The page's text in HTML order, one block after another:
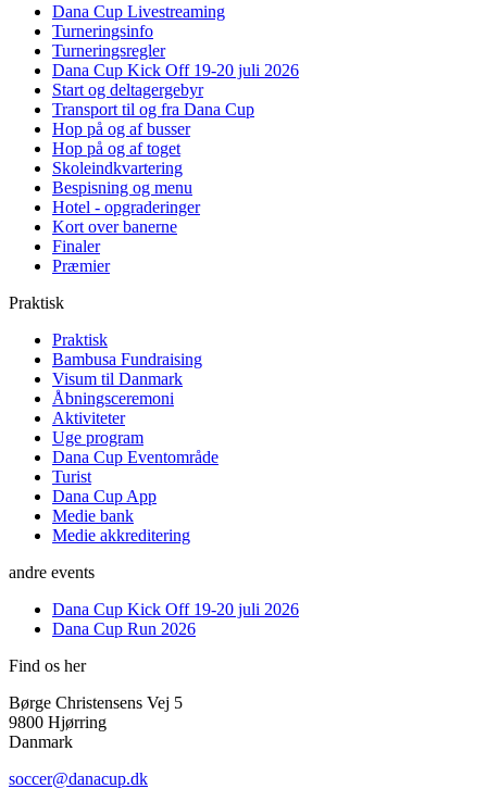
Dana Cup Livestreaming
Turneringsinfo
Turneringsregler
Dana Cup Kick Off 19-20 juli 2026
Start og deltagergebyr
Transport til og fra Dana Cup
Hop på og af busser
Hop på og af toget
Skoleindkvartering
Bespisning og menu
Hotel - opgraderinger
Kort over banerne
Finaler
Præmier
Praktisk
Praktisk
Bambusa Fundraising
Visum til Danmark
Åbningsceremoni
Aktiviteter
Uge program
Dana Cup Eventområde
Turist
Dana Cup App
Medie bank
Medie akkreditering
andre events
Dana Cup Kick Off 19-20 juli 2026
Dana Cup Run 2026
Find os her
Børge Christensens Vej 5
9800 Hjørring
Danmark
soccer@danacup.dk